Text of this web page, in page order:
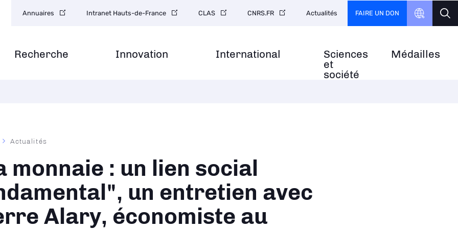
Recherche Innovation International
Sciences
et
société
Médailles
secondaire
Annuaires Intranet Hauts-de-France CLAS CNRS.FR Actualités FAIRE UN DON
Actualités
monnaie : un lien social
un entretien avec
Alary, économiste au